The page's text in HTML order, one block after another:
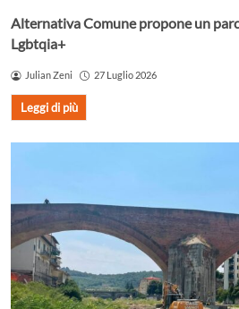
Alternativa Comune propone un
Lgbtqia+
Julian Zeni 27 Luglio 2026
Leggi di più